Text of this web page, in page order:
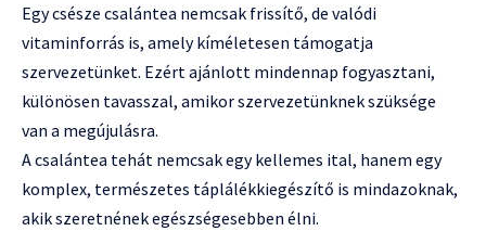
Egy csésze csalántea nemcsak frissítő, de valódi
vitaminforrás is, amely kíméletesen támogatja
szervezetünket. Ezért ajánlott mindennap fogyasztani,
különösen tavasszal, amikor szervezetünknek szüksége
van a megújulásra.
A csalántea tehát nemcsak egy kellemes ital, hanem egy
komplex, természetes táplálékkiegészítő is mindazoknak,
akik szeretnének egészségesebben élni.